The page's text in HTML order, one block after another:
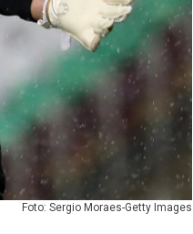
Foto: Sergio Moraes-Getty Images